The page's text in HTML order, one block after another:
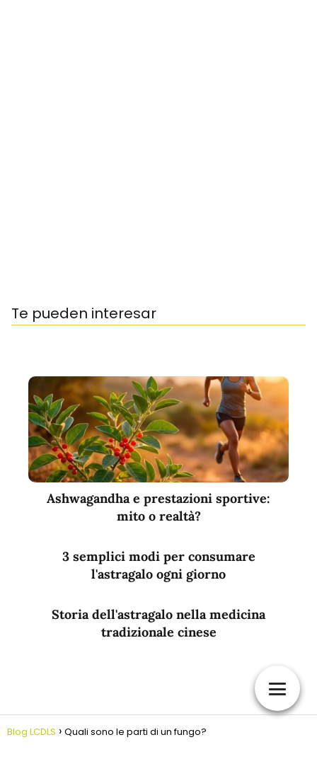
Te pueden interesar
Ashwagandha e prestazioni sportive:
mito o realtà?
3 semplici modi per consumare
l'astragalo ogni giorno
Storia dell'astragalo nella medicina
tradizionale cinese
Blog LCDLS Quali sono le parti di un fungo?